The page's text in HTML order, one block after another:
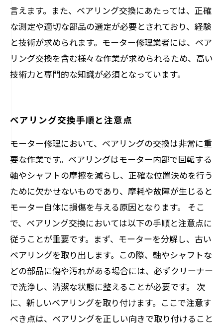
言えます。また、ベアリング交換にあたっては、正確
な測定や適切な部品の選定が必要とされており、経験
と技術が求められます。モーター修理業者には、ベア
リング交換を含む様々な作業が求められるため、高い
技術力と専門的な知識が必須となっています。
ベアリング交換手順と注意点
モーター修理において、ベアリングの交換は非常に重
要な作業です。ベアリングはモーター内部で回転する
軸やシャフトの摩擦を減らし、正確な位置決めを行う
ために欠かせないものであり、摩耗や故障が生じると
モーター自体に損傷を与える原因となります。 そこ
で、ベアリング交換においては以下の手順と注意点に
従うことが重要です。まず、モーターを分解し、古い
ベアリングを取り出します。この際、軸やシャフトな
どの部品に傷や汚れがある場合には、必ずクリーナー
で洗浄し、清潔な状態に整えることが必要です。 次
に、新しいベアリングを取り付けます。ここで注意す
べき点は、ベアリングを正しい向きで取り付けること